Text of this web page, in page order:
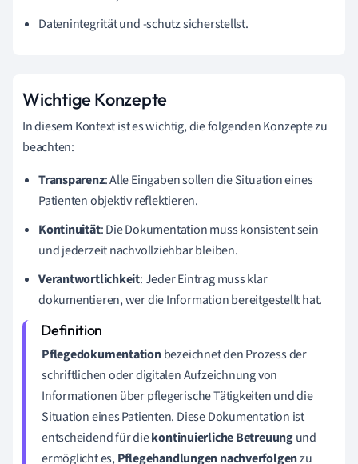
Datenintegrität und -schutz sicherstellst.
Wichtige Konzepte
In diesem Kontext ist es wichtig, die folgenden Konzepte zu
beachten:
Transparenz: Alle Eingaben sollen die Situation eines
Patienten objektiv reflektieren.
Kontinuität: Die Dokumentation muss konsistent sein
und jederzeit nachvollziehbar bleiben.
Verantwortlichkeit: Jeder Eintrag muss klar
dokumentieren, wer die Information bereitgestellt hat.
Pflegedokumentationbezeichnet den Prozess der
schriftlichen oder digitalen Aufzeichnung von
Informationen über pflegerische Tätigkeiten und die
Situation eines Patienten. Diese Dokumentation ist
entscheidend für diekontinuierliche Betreuungund
ermöglicht es,Pflegehandlungen nachverfolgenzu